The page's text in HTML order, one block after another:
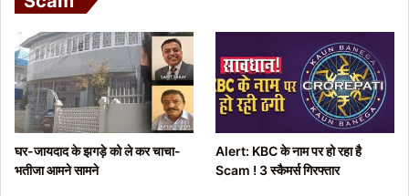
u
p
g
e
घर-जायदाद के झगड़े को ले कर चाचा-
भतीजा आमने सामने
Alert: KBC के नाम पर हो रहा है
Scam ! 3 स्कैमर्स गिरफ्तार